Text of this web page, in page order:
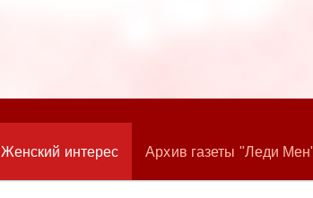
Женский интерес Архив газеты "Леди